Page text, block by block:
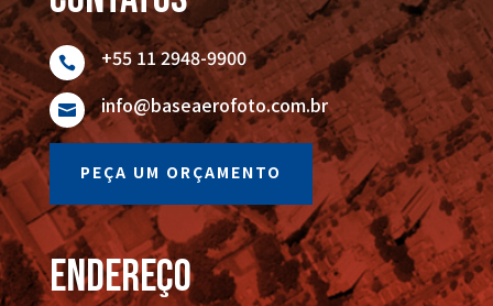
 +55 11 2948-9900
 info@baseaerofoto.com.br
PEÇA UM ORÇAMENTO
endereço